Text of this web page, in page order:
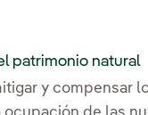
patrimonio natural
y compensar